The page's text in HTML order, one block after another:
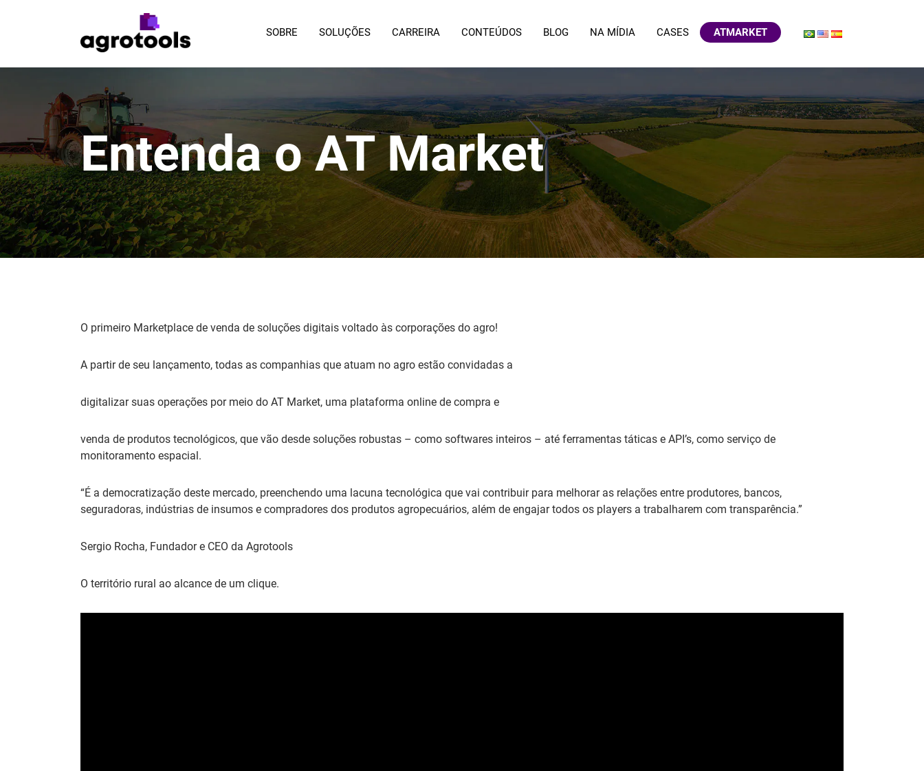
SOBRE SOLUÇÕES CARREIRA CONTEÚDOS BLOG NA MÍDIA CASES ATMARKET
Entenda o AT Market
O primeiro Marketplace de venda de soluções digitais voltado às corporações do agro!
A partir de seu lançamento, todas as companhias que atuam no agro estão convidadas a
digitalizar suas operações por meio do AT Market, uma plataforma online de compra e
venda de produtos tecnológicos, que vão desde soluções robustas – como softwares inteiros – até ferramentas táticas e API’s, como serviço de
monitoramento espacial.
“É a democratização deste mercado, preenchendo uma lacuna tecnológica que vai contribuir para melhorar as relações entre produtores, bancos,
seguradoras, indústrias de insumos e compradores dos produtos agropecuários, além de engajar todos os players a trabalharem com transparência.”
Sergio Rocha, Fundador e CEO da Agrotools
O território rural ao alcance de um clique.